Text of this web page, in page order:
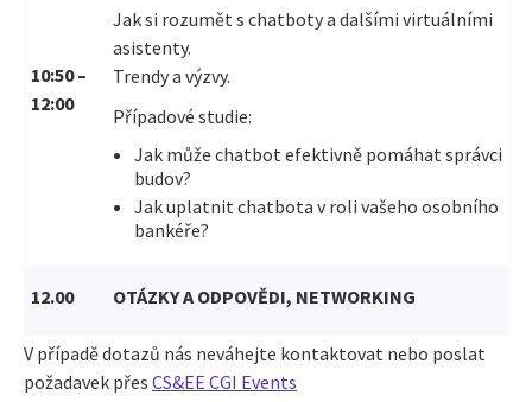
10:50 –
12:00
Jak si rozumět s chatboty a dalšími virtuálními
asistenty.
Trendy a výzvy.
Případové studie:
Jak může chatbot efektivně pomáhat správci
budov?
Jak uplatnit chatbota v roli vašeho osobního
bankéře?
12.00 OTÁZKY A ODPOVĚDI, NETWORKING
V případě dotazů nás neváhejte kontaktovat nebo poslat
požadavek přes CS&EE CGI Events